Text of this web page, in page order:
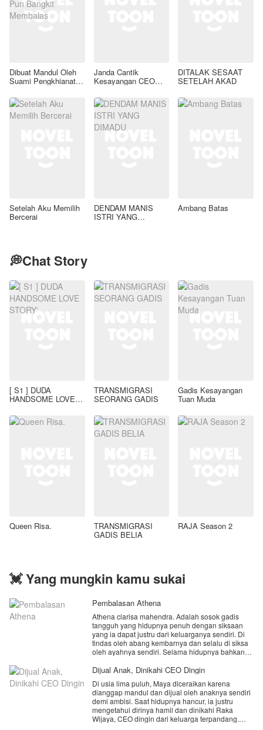
Dibuat Mandul Oleh
Suami Pengkhianat,
Membalas
Janda Cantik
Kesayangan CEO
DITALAK SESAAT
SETELAH AKAD
Setelah Aku Memilih
Bercerai
DENDAM MANIS
ISTRI YANG
Ambang Batas
💭Chat Story
[ S1 ] DUDA
HANDSOME LOVE
TRANSMIGRASI
SEORANG GADIS
Gadis Kesayangan
Tuan Muda
Queen Risa. TRANSMIGRASI
GADIS BELIA
RAJA Season 2
💓 Yang mungkin kamu sukai
Pembalasan Athena
Athena clarisa mahendra. Adalah sosok gadis
tangguh yang hidupnya penuh dengan siksaan
yang ia dapat justru dari keluarganya sendiri. Di
tindas oleh abang kembarnya dan selalu di siksa
oleh ayahnya sendiri. Selama hidupnya bahkan
Keluarganya justru lebih menyayangi anak
baik hati.tanpa mereka tahu jika dibalik wajah lugu
anak angkatnya itu tersimpan sifat licik dan
maipulatif. Karna perlakuan keluarganya itu sudah
mencapai batas sabar dan membuat Athena
memiliki dendam dan janji untuk menghancurkan
Dijual Anak, Dinikahi CEO Dingin
Di usia lima puluh, Maya diceraikan karena
dianggap mandul dan dijual oleh anaknya sendiri
demi ambisi. Saat hidupnya hancur, ia justru
mengetahui dirinya hamil dan dinikahi Raka
Wijaya, CEO dingin dari keluarga terpandang.